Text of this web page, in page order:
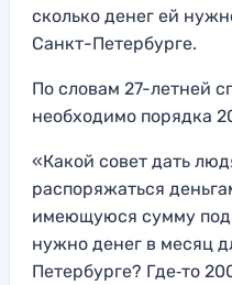
сколько денег ей
Санкт-Петербурге.
По словам 27-летней
необходимо порядка
«Какой совет дать
распоряжаться
имеющуюся сумму под
нужно денег в месяц
Петербурге? Где‑то